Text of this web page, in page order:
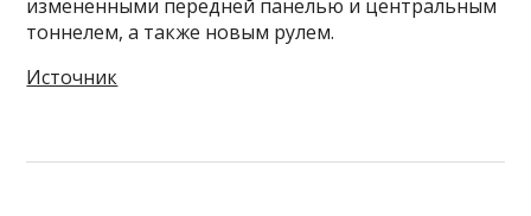
измененными передней панелью и центральным
тоннелем, а также новым рулем.
Источник